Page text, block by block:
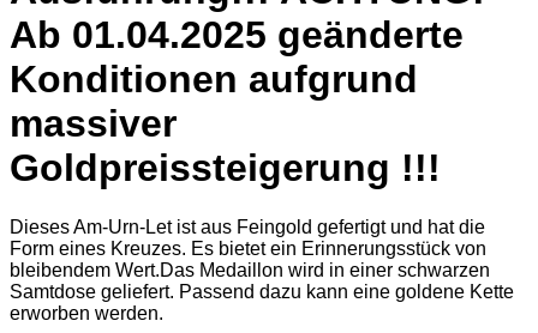
Ab 01.04.2025 geänderte
Konditionen aufgrund
massiver
Goldpreissteigerung !!!
Dieses Am-Urn-Let ist aus Feingold gefertigt und hat die
Form eines Kreuzes. Es bietet ein Erinnerungsstück von
bleibendem Wert.Das Medaillon wird in einer schwarzen
Samtdose geliefert. Passend dazu kann eine goldene Kette
erworben werden.